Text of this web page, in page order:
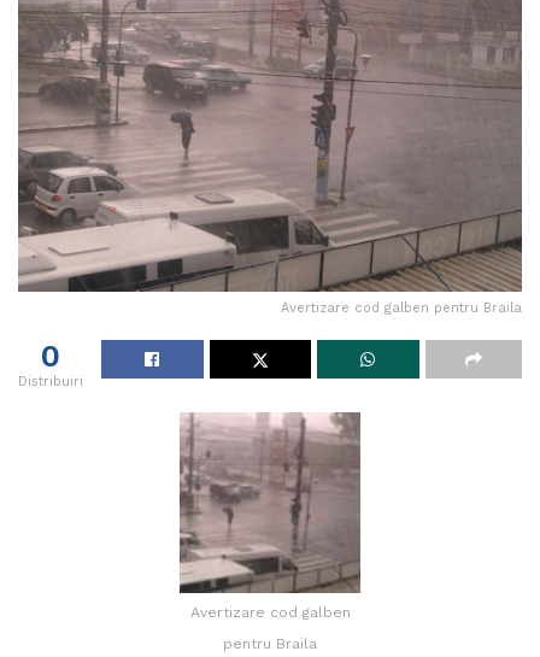
Avertizare cod galben pentru Braila
0
Distribuiri
Avertizare cod galben
pentru Braila